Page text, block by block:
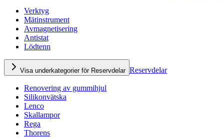
Verktyg
Mätinstrument
Avmagnetisering
Antistat
Lödtenn
Visa underkategorier för Reservdelar Reservdelar
Renovering av gummihjul
Silikonvätska
Lenco
Skallampor
Rega
Thorens